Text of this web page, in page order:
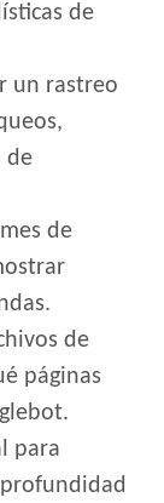
de
un rastreo
de
de
de
páginas
para